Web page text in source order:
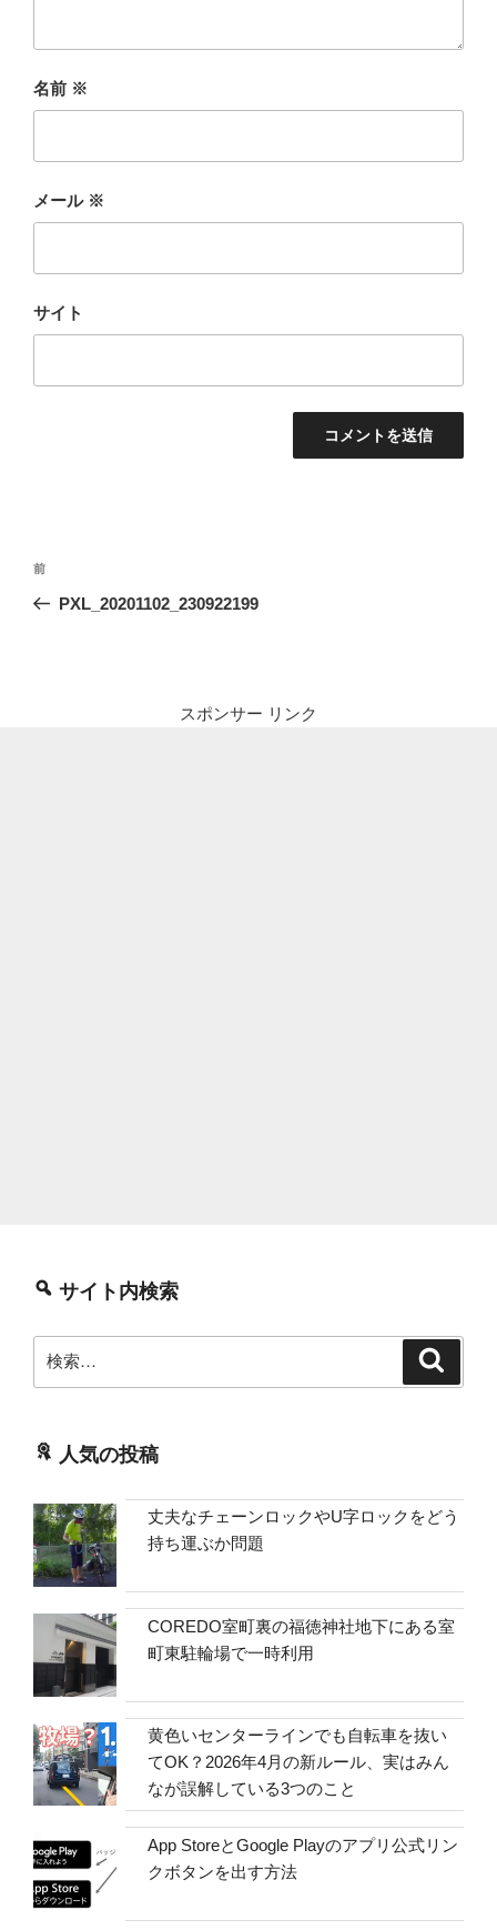
名前 ※
メール ※
サイト
投
ナ
前
の
前
PXL_20201102_230922199
スポンサー リンク
サイト内検索
索:
人気の投稿
丈夫なチェーンロックやU字ロックをどう
持ち運ぶか問題
COREDO室町裏の福徳神社地下にある室
町東駐輪場で一時利用
黄色いセンターラインでも自転車を抜い
てOK？2026年4月の新ルール、実はみん
なが誤解している3つのこと
App StoreとGoogle Playのアプリ公式リン
クボタンを出す方法